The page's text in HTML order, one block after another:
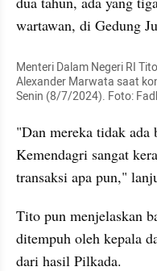
wartawan, di Gedung
Menteri Dalam Negeri RI
Alexander Marwata saat
Senin (8/7/2024). Foto:
"Dan mereka tidak
Kemendagri sangat
transaksi apa pun,"
Tito pun menjelaskan
ditempuh oleh kepala
dari hasil Pilkada.